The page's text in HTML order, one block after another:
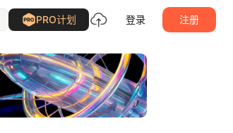
PRO计划 登录 注册
上分吧Pt 关注